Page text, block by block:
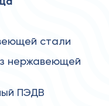
стали
нержавеющей
ПЭДВ